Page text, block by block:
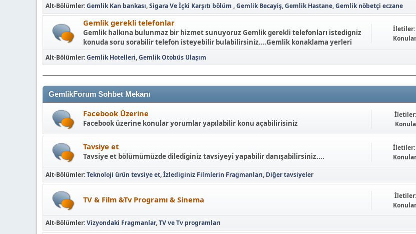
Alt-Bölümler Gemlik Kan bankası Sigara Ve İçki Karşıtı bölüm Gemlik Becayiş Gemlik Hastane Gemlik nöbetçi eczane
Gemlik gerekli telefonlar
Gemlik halkına bulunmaz bir hizmet sunuyoruz Gemlik gerekli telefonları istedigniz
konuda soru sorabilir telefon isteyebilir bulabilirsiniz....Gemlik konaklama yerleri
İletiler:
Alt-Bölümler Gemlik Hotelleri Gemlik Otobüs Ulaşım
GemlikForum Sohbet Mekanı
Facebook Üzerine
Facebook üzerine konular yorumlar yapılabilir konu açabilirisiniz
Tavsiye et
Tavsiye et bölümümüzde dilediginiz tavsiyeyi yapabilir danışabilirsiniz....
İletiler:
Alt-Bölümler Teknoloji ürün tevsiye et İzlediginiz Filmlerin Fragmanları Diğer tavsiyeler
TV & Film &Tv Programı & Sinema
Alt-Bölümler Vizyondaki Fragmanlar TV ve Tv programları